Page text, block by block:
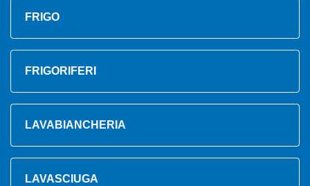
FRIGO
FRIGORIFERI
LAVABIANCHERIA
LAVASCIUGA